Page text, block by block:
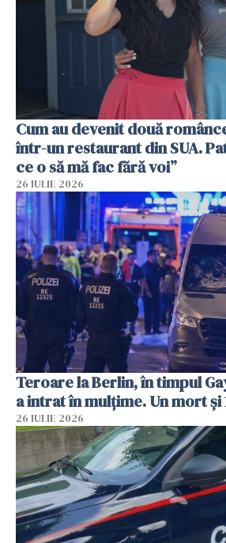
Cum au devenit două
într-un restaurant din SUA.
ce o să mă fac fără voi”
26 IULIE 2026
Teroare la Berlin, în timpul
a intrat în mulțime. Un mort și
26 IULIE 2026